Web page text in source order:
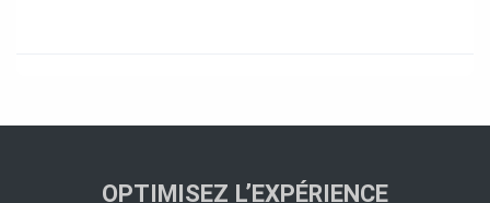
OPTIMISEZ L’EXPÉRIENCE